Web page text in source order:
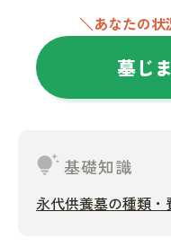
＼あなたの
墓じ
tips_and_updates基礎知識
永代供養墓の種類